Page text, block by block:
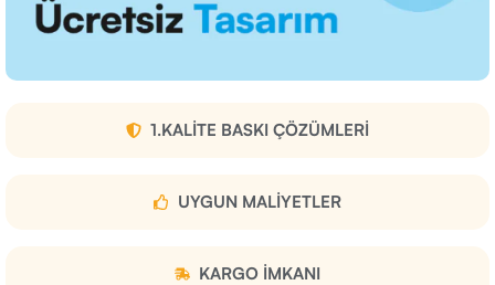
1.KALITE BASKI ÇÖZÜMLERI
UYGUN MALIYETLER
KARGO IMKANI